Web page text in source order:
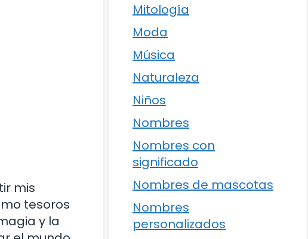
mis
tesoros
y la
Mitología
Moda
Música
Naturaleza
Niños
Nombres
Nombres con
significado
Nombres de mascotas
Nombres
personalizados